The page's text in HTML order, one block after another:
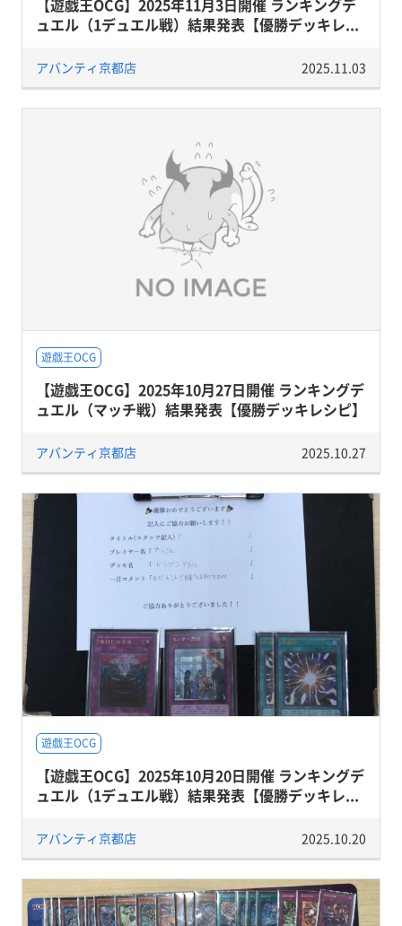
ュエル（1デュエル戦）結果発表【優勝デッキレ...
アバンティ京都店 2025.11.03
遊戯王OCG
【遊戯王OCG】2025年10月27日開催 ランキングデ
ュエル（マッチ戦）結果発表【優勝デッキレシピ】
アバンティ京都店 2025.10.27
遊戯王OCG
【遊戯王OCG】2025年10月20日開催 ランキングデ
ュエル（1デュエル戦）結果発表【優勝デッキレ...
アバンティ京都店 2025.10.20